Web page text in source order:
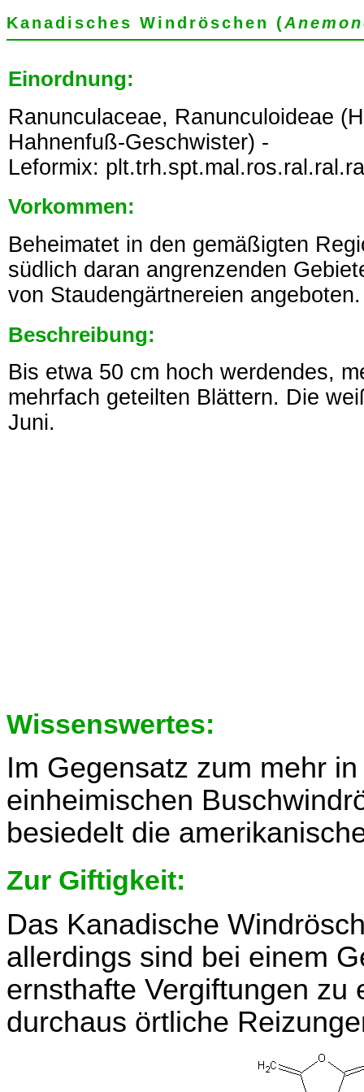
Kanadisches Windröschen (
Einordnung:
Ranunculaceae, Ranunculoideae
Hahnenfuß-Geschwister) -
Leformix:
Vorkommen:
Beheimatet in den gemäßigten
südlich daran angrenzenden
von Staudengärtnereien angeboten.
Beschreibung:
Bis etwa 50 cm hoch werdendes,
mehrfach geteilten Blättern. Die
Juni.
Wissenswertes:
Im Gegensatz zum mehr
einheimischen
besiedelt die
Zur Giftigkeit:
Das Kanadische
allerdings sind bei einem
ernsthafte Vergiftungen zu
durchaus örtliche